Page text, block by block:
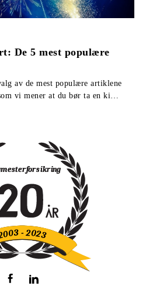
De 5 mest populære
av de mest populære artiklene
vi mener at du bør ta en kikk